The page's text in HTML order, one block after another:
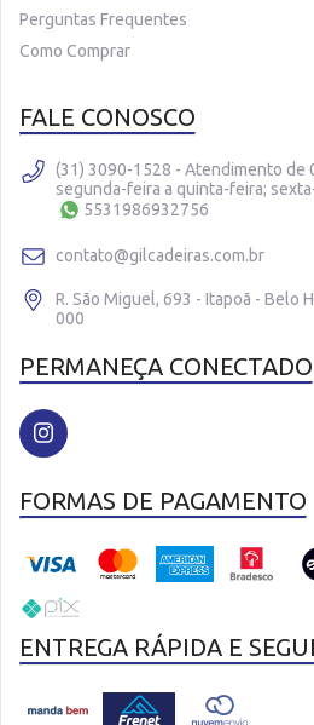
Perguntas Frequentes
Como Comprar
FALE CONOSCO
(31) 3090-1528 - Atendimento de
segunda-feira a quinta-feira;
5531986932756
contato@gilcadeiras.com.br
R. São Miguel, 693 - Itapoã - Belo
000
PERMANEÇA CONECTADO
FORMAS DE PAGAMENTO
ENTREGA RÁPIDA E